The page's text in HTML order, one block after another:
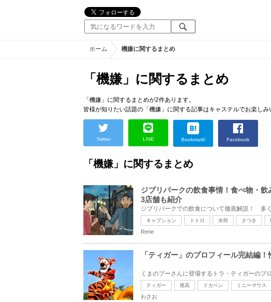
ホーム 機嫌に関するまとめ
「機嫌」に関するまとめ
「機嫌」に関するまとめが2件あります。
皆様が知りたい話題の「機嫌」に関する記事はキャステルでお楽しみ
Twitter LINE Bookmark! Facebook
「機嫌」に関するまとめ
ジブリパークの飲食事情！食べ物・
3店舗も紹介
キャプション トトロ 水筒 さつき
Rene
「ティガー」のプロフィール完結編
ティガー 尾高 ドカベン ミニーマウス
わさお